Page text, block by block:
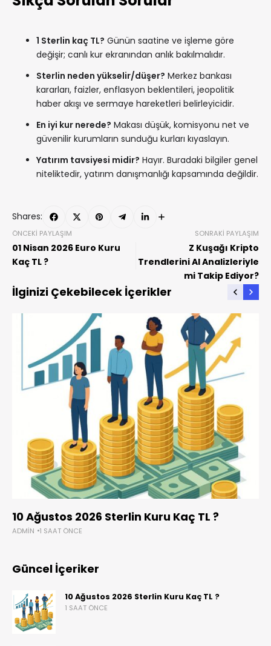
1 Sterlin kaç TL? Günün saatine ve işleme göre
değişir; canlı kur ekranından anlık bakılmalıdır.
Sterlin neden yükselir/düşer? Merkez bankası
kararları, faizler, enflasyon beklentileri, jeopolitik
haber akışı ve sermaye hareketleri belirleyicidir.
En iyi kur nerede? Makası düşük, komisyonu net ve
güvenilir kurumların sunduğu kurları kıyaslayın.
Yatırım tavsiyesi midir? Hayır. Buradaki bilgiler genel
niteliktedir, yatırım danışmanlığı kapsamında değildir.
Shares:
ÖNCEKI PAYLAŞIM
01 Nisan 2026 Euro Kuru
Kaç TL ?
SONRAKI PAYLAŞIM
Z Kuşağı Kripto
Trendlerini AI Analizleriyle
mi Takip Ediyor?
İlginizi Çekebilecek İçerikler
10 Ağustos 2026 Sterlin Kuru Kaç TL ?
ADMIN 1 SAAT ÖNCE
Güncel İçeriker
10 Ağustos 2026 Sterlin Kuru Kaç TL ?
1 SAAT ÖNCE